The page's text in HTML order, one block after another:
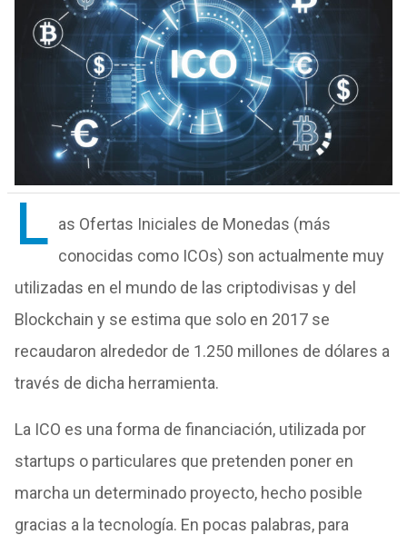
L as Ofertas Iniciales de Monedas (más
conocidas como ICOs) son actualmente muy
utilizadas en el mundo de las criptodivisas y del
Blockchain y se estima que solo en 2017 se
recaudaron alrededor de 1.250 millones de dólares a
través de dicha herramienta.
La ICO es una forma de financiación, utilizada por
startups o particulares que pretenden poner en
marcha un determinado proyecto, hecho posible
gracias a la tecnología. En pocas palabras, para